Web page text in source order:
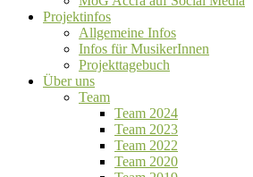
Projektinfos
Allgemeine Infos
Infos für MusikerInnen
Projekttagebuch
Über uns
Team
Team 2024
Team 2023
Team 2022
Team 2020